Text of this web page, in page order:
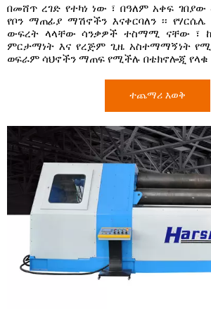
በመሸጥ ረገድ የተካነ ነው ፣ በዓለም አቀፍ
የቦን ማጠፊያ ማሽኖችን እናቀርባለን ፡፡
ውፍረት ላላቸው ሳንቃዎች ተስማሚ ናቸው ፣
ምርታማነት እና የረጅም ጊዜ አስተማማኝነት
ወፍራም ሳህኖችን ማጠፍ የሚችሉ በቴክኖሎጂ
ተጨማሪ እወቅ